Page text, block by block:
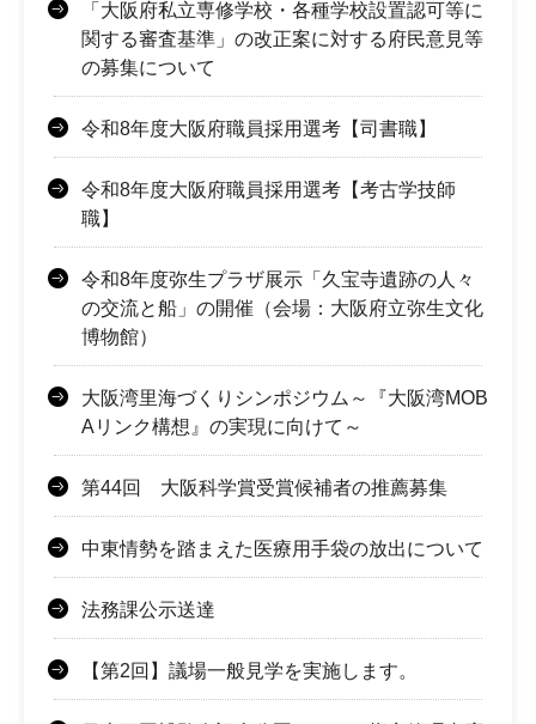
「大阪府私立専修学校・各種学校設置認可等に
関する審査基準」の改正案に対する府民意見等
の募集について
令和8年度大阪府職員採用選考【司書職】
令和8年度大阪府職員採用選考【考古学技師
職】
令和8年度弥生プラザ展示「久宝寺遺跡の人々
の交流と船」の開催（会場：大阪府立弥生文化
博物館）
大阪湾里海づくりシンポジウム～『大阪湾MOB
Aリンク構想』の実現に向けて～
第44回 大阪科学賞受賞候補者の推薦募集
中東情勢を踏まえた医療用手袋の放出について
法務課公示送達
【第2回】議場一般見学を実施します。